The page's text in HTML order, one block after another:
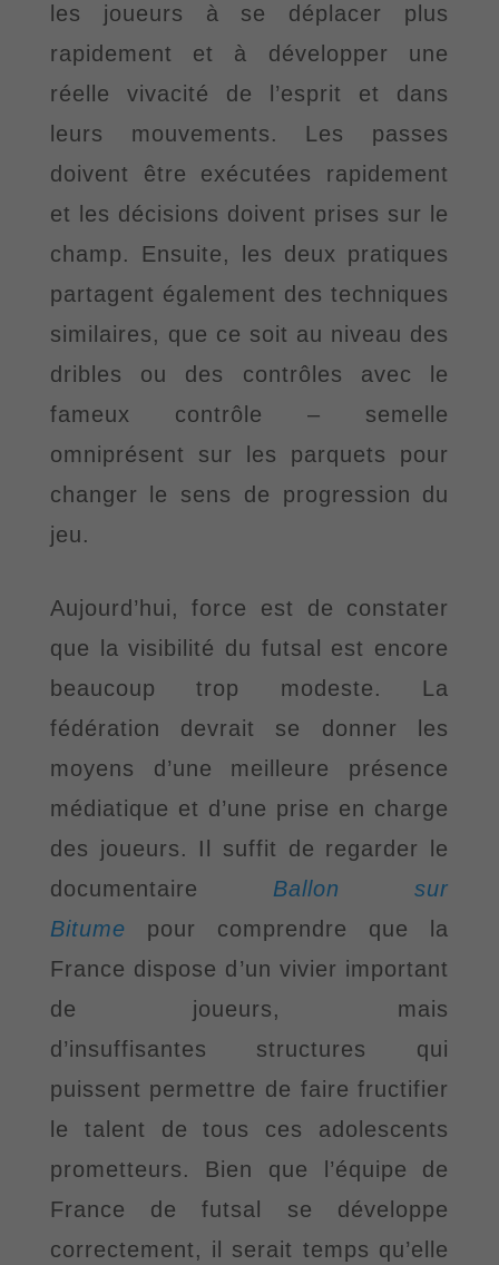
les joueurs à se déplacer plus
rapidement et à développer une
réelle vivacité de l ’esprit et dans
leurs mouvements. Les passes
doivent être exécutées rapidement
et les décisions doivent prises sur le
champ. Ensuite, les deux pratiques
partagent également des techniques
similaires, que ce soit au niveau des
dribles ou des contrôles avec le
fameux contrôle – semelle
omniprésent sur les parquets pour
changer le sens de progression du
jeu.
Aujourd’hui, force est de constater
que la visibilité du futsal est encore
beaucoup trop modeste. La
fédération devrait se donner les
moyens d’une meilleure présence
médiatique et d ’une prise en charge
des joueurs. Il suffit de regarder le
documentaire Ballon sur
Bitume pour comprendre que la
France dispose d ’un vivier important
de joueurs, mais
d’insuffisantes structures qui
puissent permettre de faire fructifier
le talent de tous ces adolescents
prometteurs. Bien que l ’équipe de
France de futsal se développe
correctement, il serait temps qu’elle